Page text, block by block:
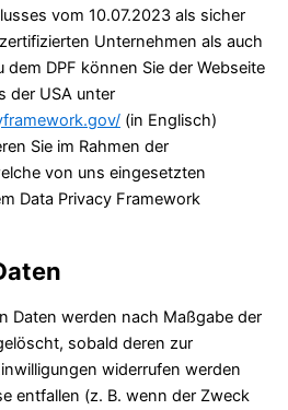
vom 10.07.2023 als sicher
Unternehmen als auch
DPF können Sie der Webseite
der USA unter
(in Englisch)
Sie im Rahmen der
von uns eingesetzten
Data Privacy Framework
Daten werden nach Maßgabe der
sobald deren zur
widerrufen werden
entfallen (z. B. wenn der Zweck